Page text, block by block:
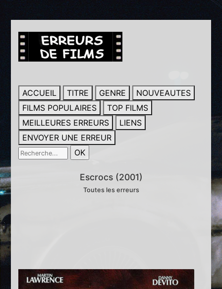
ACCUEIL TITRE GENRE
NOUVEAUTES
FILMS POPULAIRES
TOP FILMS
MEILLEURES ERREURS
LIENS
ENVOYER UNE ERREUR
Escrocs (2001)
Toutes les erreurs